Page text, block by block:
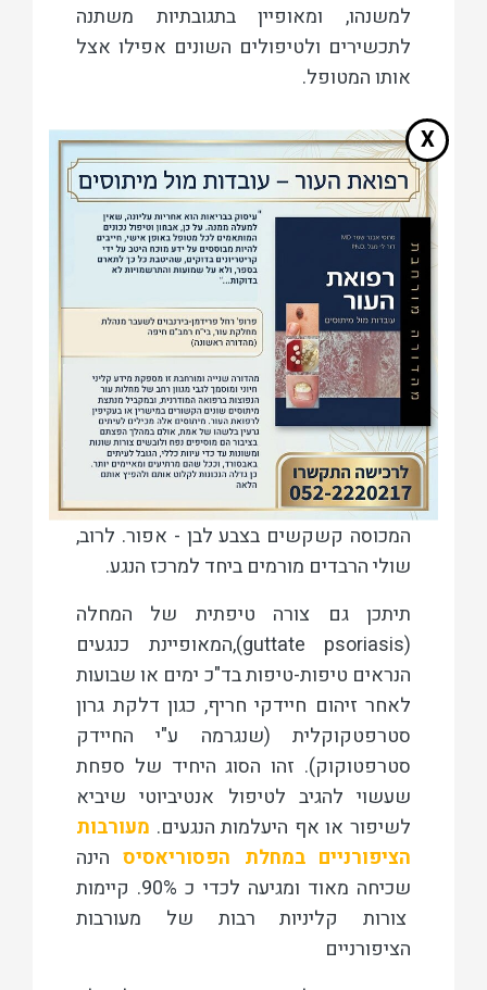
X
למשנהו, ומאופיין בתגובתיות משתנה
לתכשירים ולטיפולים השונים אפילו אצל
אותו המטופל.
המאפיינים והצורות השונות
של הספחת
למחלת הספחת צורות שונות, אך הנפוצות
הצורה הרובדית מופיעה בדרך כלל
במרפקים או בברכיים, או בשניהם גם יחד.
הם מתחילים מקשרית קטנה וגדלים
ומתפשטים בהדרגה. היא קרויה כך משום
שבנגעים נראים רבדים מורמים מעט
ומתוחמים היטב מהעור הבריא. הרבדים
הפסוריאטיים מאופיינים בעור אדמדם
המכוסה קשקשים בצבע לבן - אפור. לרוב,
שולי הרבדים מורמים ביחד למרכז הנגע.
תיתכן גם צורה טיפתית של המחלה
(guttate psoriasis),המאופיינת כנגעים
הנראים טיפות-טיפות בד"כ ימים או שבועות
לאחר זיהום חיידקי חריף, כגון דלקת גרון
סטרפטקוקלית (שנגרמה ע"י החיידק
סטרפטוקוק). זהו הסוג היחיד של ספחת
שעשוי להגיב לטיפול אנטיביוטי שיביא
לשיפור או אף היעלמות הנגעים. מעורבות
הציפורניים במחלת הפסוריאסיסהינה
שכיחה מאוד ומגיעה לכדי כ 90%. קיימות
צורות קליניות רבות של מעורבות
הציפורניים